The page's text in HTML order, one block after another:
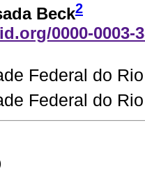
Beck2
0000-0003-
Federal do
Federal do